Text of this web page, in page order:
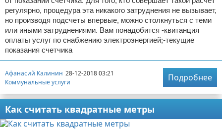
регулярно, процедура эта никакого затруднения не вызывает,
но производя подсчеты впервые, можно столкнуться с теми
или иными затруднениями. Вам понадобится -квитанция
оплаты услуг по снабжению электроэнергией;-текущие
показания счетчика
Афанасий Калинин 28-12-2018 03:21
Коммунальные услуги
Подробнее
Как считать квадратные метры